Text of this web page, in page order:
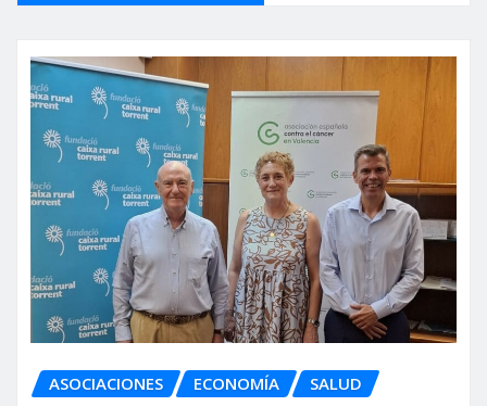
ASOCIACIONES ECONOMÍA SALUD